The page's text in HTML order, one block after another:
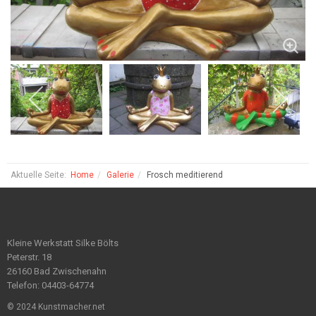
Aktuelle Seite: Home Galerie Frosch meditierend
Kleine Werkstatt Silke Bölts
Peterstr. 18
26160 Bad Zwischenahn
Telefon: 04403-64774
© 2024 Kunstmacher.net